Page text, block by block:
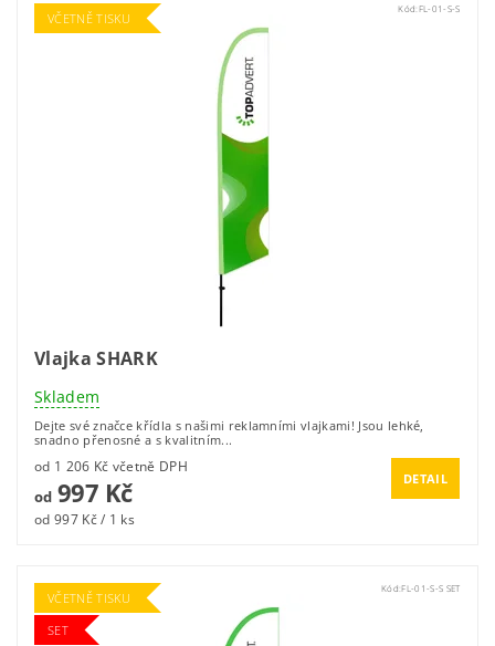
VČETNĚ TISKU
Kód: FL-01-S-S
Vlajka SHARK
Skladem
Dejte své značce křídla s našimi reklamními vlajkami! Jsou lehké,
snadno přenosné a s kvalitním...
od 1 206 Kč včetně DPH
od997 Kč
od 997 Kč / 1 ks
DETAIL
VČETNĚ TISKU
SET
Kód:FL-01-S-S SET